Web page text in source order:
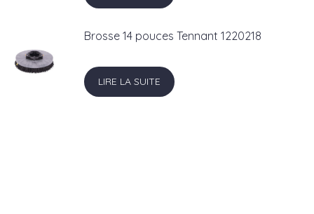
Brosse 14 pouces Tennant 1220218
LIRE LA SUITE